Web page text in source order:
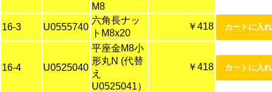
M8
16-3 U0555740
六角長ナッ
トM8x20
￥418
16-4 U0525040
平座金M8小
形丸N (代替
え
U0525041）
￥418